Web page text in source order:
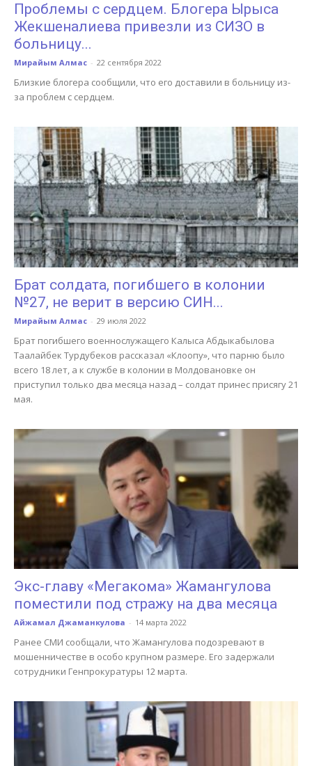
Проблемы с сердцем. Блогера Ырыса
Жекшеналиева привезли из СИЗО в
больницу...
Мирайым Алмас - 22 сентября 2022
Близкие блогера сообщили, что его доставили в больницу из-
за проблем с сердцем.
Брат солдата, погибшего в колонии
№27, не верит в версию СИН...
Мирайым Алмас - 29 июля 2022
Брат погибшего военнослужащего Калыса Абдыкабылова
Таалайбек Турдубеков рассказал «Клоопу», что парню было
всего 18 лет, а к службе в колонии в Молдовановке он
приступил только два месяца назад – солдат принес присягу 21
мая.
Экс-главу «Мегакома» Жамангулова
поместили под стражу на два месяца
Айжамал Джаманкулова - 14 марта 2022
Ранее СМИ сообщали, что Жамангулова подозревают в
мошенничестве в особо крупном размере. Его задержали
сотрудники Генпрокуратуры 12 марта.